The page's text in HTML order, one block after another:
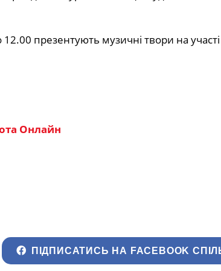
презентують музичні твори на участі
Онлайн
ПІДПИСАТИСЬ НА FACEBOOK